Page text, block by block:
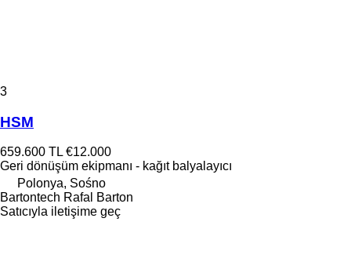
3
HSM
659.600 TL €12.000
Geri dönüşüm ekipmanı - kağıt balyalayıcı
Polonya, Sośno
Bartontech Rafal Barton
Satıcıyla iletişime geç